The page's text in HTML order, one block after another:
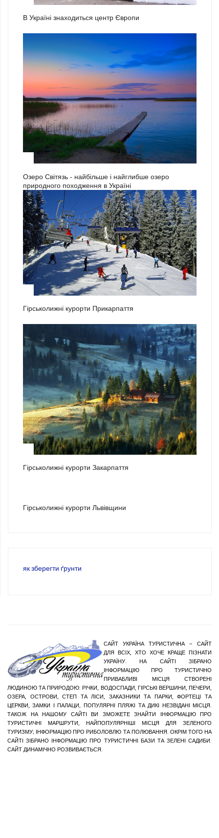
В Україні знаходиться центр Європи
Озеро Світязь - найбільше і найглибше озеро
природного походження в Україні
Гірськолижні курорти Прикарпаття
Гірськолижні курорти Закарпаття
Гірськолижні курорти Львівщини
як зберегти ґрунти
САЙТ УКРАЇНА ТУРИСТИЧНА – САЙТ
ДЛЯ ВСІХ, ХТО ХОЧЕ КРАЩЕ ПІЗНАТИ
УКРАЇНУ. НА САЙТІ ЗІБРАНО
ІНФОРМАЦІЮ ПРО ТУРИСТИЧНО
ПРИВАБЛИВІ МІСЦЯ СТВОРЕНІ
ЛЮДИНОЮ ТА ПРИРОДОЮ: РІЧКИ, ВОДОСПАДИ, ГІРСЬКІ ВЕРШИНИ, ПЕЧЕРИ,
ОЗЕРА, ОСТРОВИ, СТЕП ТА ЛІСИ, ЗАКАЗНИКИ ТА ПАРКИ, ФОРТЕЦІ ТА
ЦЕРКВИ, ЗАМКИ І ПАЛАЦИ, ПОПУЛЯРНІ ПЛЯЖІ ТА ДИКІ НЕЗВІДАНІ МІСЦЯ.
ТАКОЖ НА НАШОМУ САЙТІ ВИ ЗМОЖЕТЕ ЗНАЙТИ ІНФОРМАЦІЮ ПРО
ТУРИСТИЧНІ МАРШРУТИ, НАЙПОПУЛЯРНІШІ МІСЦЯ ДЛЯ ЗЕЛЕНОГО
ТУРИЗМУ; ІНФОРМАЦІЮ ПРО РИБОЛОВЛЮ ТА ПОЛЮВАННЯ. ОКРІМ ТОГО НА
САЙТІ ЗІБРАНО ІНФОРМАЦІЮ ПРО ТУРИСТИЧНІ БАЗИ ТА ЗЕЛЕНІ САДИБИ.
САЙТ ДИНАМІЧНО РОЗВИВАЄТЬСЯ.